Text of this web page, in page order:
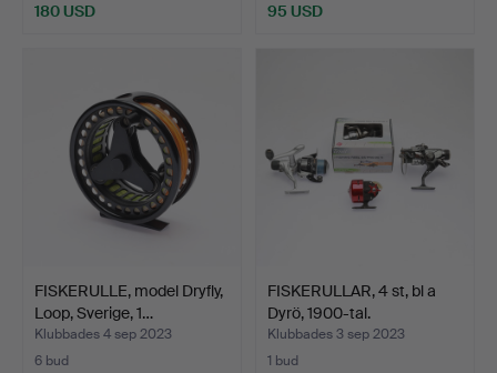
180 USD 95 USD
FISKERULLE, model Dryfly,
Loop, Sverige, 1…
Klubbades 4 sep 2023
6 bud
FISKERULLAR, 4 st, bl a
Dyrö, 1900-tal.
Klubbades 3 sep 2023
1 bud